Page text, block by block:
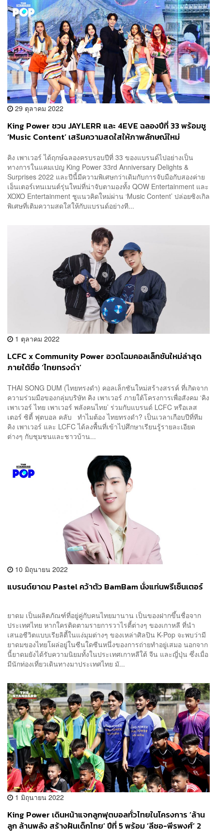
29 ตุลาคม 2022
King Power ชวน JAYLERR และ 4EVE ฉลองปีที่ 33 พร้อมชู
‘Music Content’ เสริมความสดใสให้ภาพลักษณ์ใหม่
คิง เพาเวอร์ ได้ฤกษ์ฉลองครบรอบปีที่ 33 ของแบรนด์ไปอย่างเป็น
ทางการในแคมเปญ King Power 33rd Anniversary Delights &
Surprises 2022 และปีนี้มีความพิเศษกว่าเดิมกับการจับมือกับสองค่าย
เอ็นเตอร์เทนเมนต์รุ่นใหม่ที่น่าจับตามองทั้ง QOW Entertainment และ
XOXO Entertainment ชูแนวคิดใหม่ผ่าน ‘Music Content’ ปล่อยซิงเกิล
พิเศษที่เติมความสดใสให้กับแบรนด์อย่างที...
1 ตุลาคม 2022
LCFC x Community Power อวดโฉมคอลเล็กชันใหม่ล่าสุด
ภายใต้ชื่อ ‘ไทยทรงดำ’
THAI SONG DUM (ไทยทรงดำ) คอลเล็กชันใหม่สร้างสรรค์ ที่เกิดจาก
ความร่วมมือของกลุ่มบริษัท คิง เพาเวอร์ ภายใต้โครงการเพื่อสังคม ‘คิง
เพาเวอร์ ไทย เพาเวอร์ พลังคนไทย’ ร่วมกับแบรนด์ LCFC หรือเลส
เตอร์ ซิตี้ ฟุตบอล คลับ ทำไมต้อง ไทยทรงดำ? เป็นเวลาเกือบปีที่ทีม
คิง เพาเวอร์ และ LCFC ได้ลงพื้นที่เข้าไปศึกษาเรียนรู้รายละเอียด
ต่างๆ กับชุมชนและชาวบ้าน...
10 มิถุนายน 2022
แบรนด์ยาดม Pastel คว้าตัว BamBam นั่งแท่นพรีเซ็นเตอร์
ยาดม เป็นผลิตภัณฑ์ที่อยู่คู่กับคนไทยมานาน เป็นของฝากขึ้นชื่อจาก
ประเทศไทย หากใครติดตามรายการวาไรตี้ต่างๆ ของเกาหลี ที่นำ
เสนอชีวิตแบบเรียลิตี้ในแง่มุมต่างๆ ของเหล่าศิลปิน K-Pop จะพบว่ามี
ยาดมของไทยโผล่อยู่ในซีนใดซีนหนึ่งของการถ่ายทำอยู่เสมอ นอกจาก
นี้ยาดมยังได้รับความนิยมทั้งในประเทศเกาหลีใต้ จีน และญี่ปุ่น ซึ่งเมื่อ
มีนักท่องเที่ยวเดินทางมาประเทศไทย มั...
1 มิถุนายน 2022
King Power เดินหน้าแจกลูกฟุตบอลทั่วไทยในโครงการ ‘ล้าน
ลูก ล้านพลัง สร้างฝันเด็กไทย’ ปีที่ 5 พร้อม ‘ลีซอ-พีรพงศ์’ 2